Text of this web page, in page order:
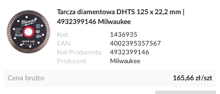
Tarcza diamentowa DHTS 125 x 22,2 mm |
4932399146 Milwaukee
Kod
1436935
EAN
4002395357567
Kod Producenta
4932399146
Producent
Milwaukee
Cena brutto 165,66 zł/szt